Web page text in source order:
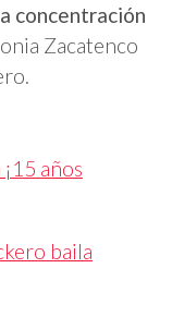
concentración
Zacatenco
años
baila